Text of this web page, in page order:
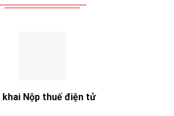
khai Nộp thuế điện tử